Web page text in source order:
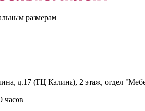
размерам
д.17 (ТЦ Калина), 2 этаж, отдел
часов